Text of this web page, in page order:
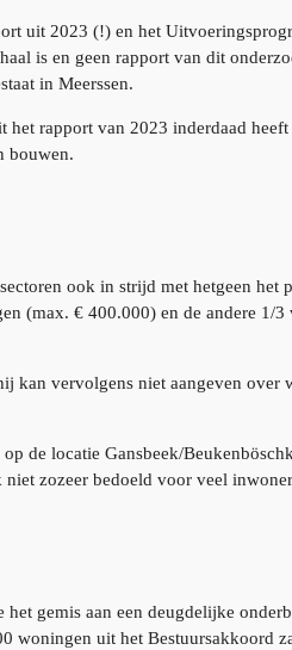
uit 2023 (!) en het
is en geen rapport van dit
in Meerssen.
rapport van 2023 inderdaad
bouwen.
ook in strijd met hetgeen het
(max. € 400.000) en de andere 1/
kan vervolgens niet aangeven over
de locatie Gansbeek/
zozeer bedoeld voor veel
gemis aan een deugdelijke
woningen uit het Bestuursakkoord